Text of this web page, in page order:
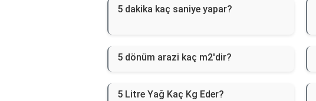
5 dakika kaç saniye yapar?
5 dönüm arazi kaç m2'dir?
5 Litre Yağ Kaç Kg Eder?